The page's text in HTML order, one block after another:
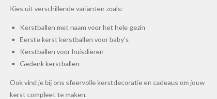
Kies uit verschillende varianten zoals:
Kerstballen met naam voor het hele gezin
Eerste kerst kerstballen voor baby’s
Kerstballen voor huisdieren
Gedenk kerstballen
Ook vind je bij ons sfeervolle kerstdecoratie en cadeaus om jouw
kerst compleet te maken.